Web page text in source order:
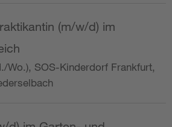
(m/w/d) im
Wo.), SOS-Kinderdorf Frankfurt,